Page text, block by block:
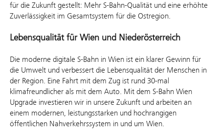
für die Zukunft gestellt: Mehr S-Bahn-Qualität und eine erhöhte
Zuverlässigkeit im Gesamtsystem für die Ostregion.
Lebensqualität für Wien und Niederösterreich
Die moderne digitale S-Bahn in Wien ist ein klarer Gewinn für
die Umwelt und verbessert die Lebensqualität der Menschen in
der Region. Eine Fahrt mit dem Zug ist rund 30-mal
klimafreundlicher als mit dem Auto. Mit dem S-Bahn Wien
Upgrade investieren wir in unsere Zukunft und arbeiten an
einem modernen, leistungsstarken und hochrangigen
öffentlichen Nahverkehrssystem in und um Wien.